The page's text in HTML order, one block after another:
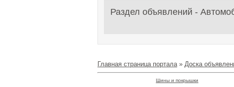
Раздел объявлений -
Главная страница портала» Доска
Шины и покрышки